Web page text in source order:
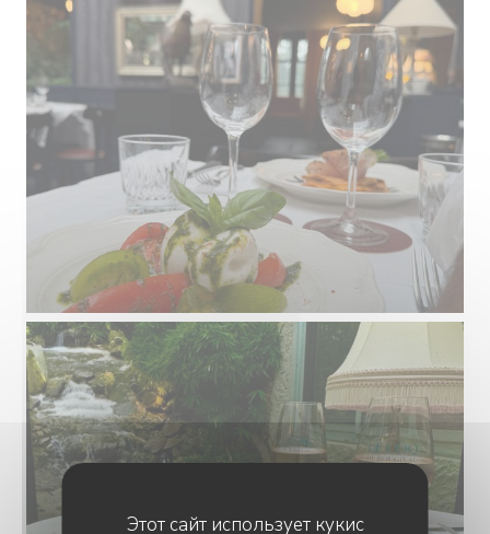
Этот сайт использует кукис